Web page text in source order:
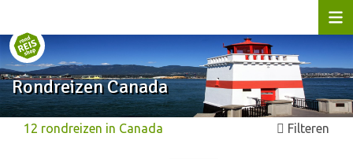
Rondreizen Canada
12 rondreizen in Canada Filteren